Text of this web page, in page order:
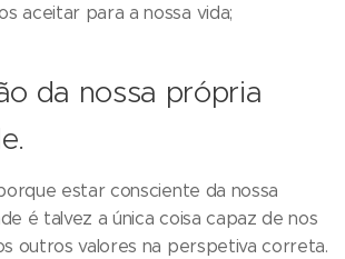
aceitar para a nossa vida;
da nossa própria
estar consciente da nossa
é talvez a única coisa capaz de nos
outros valores na perspetiva correta.